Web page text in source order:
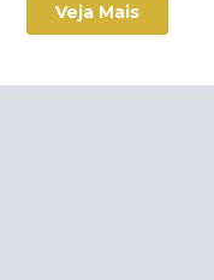
Veja Mais